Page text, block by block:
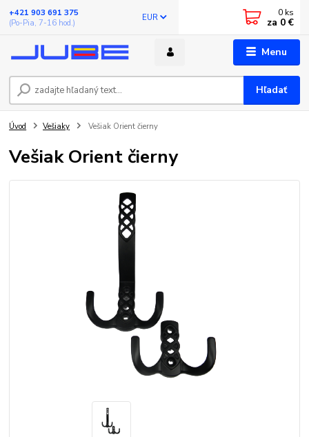
Menu
EUR
Hľadať
+421 903 691 375
(Po-Pia, 7-16 hod.)
0 ks
za 0 €
Úvod Vešiaky Vešiak Orient čierny
Vešiak Orient čierny